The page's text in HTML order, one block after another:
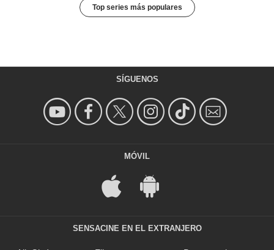
Top series más populares
SÍGUENOS
MÓVIL
SENSACINE EN EL EXTRANJERO